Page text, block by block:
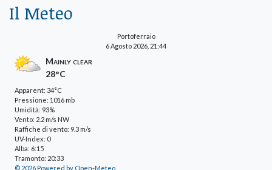
Il Meteo
Portoferraio
6 Agosto 2026, 21:44
Mainly clear
28°C
Apparent: 34°C
Pressione: 1016 mb
Umidità: 93%
Vento: 2.2 m/s NW
Raffiche di vento: 9.3 m/s
UV-Index: 0
Alba: 6:15
Tramonto: 20:33
© 2026 Powered by Open-Meteo